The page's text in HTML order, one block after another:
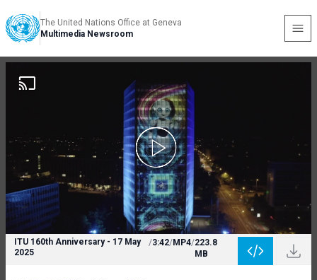
The United Nations Office at Geneva
Multimedia Newsroom
ITU 160th Anniversary - 17 May
2025
/3:42/MP4/223.8
MB